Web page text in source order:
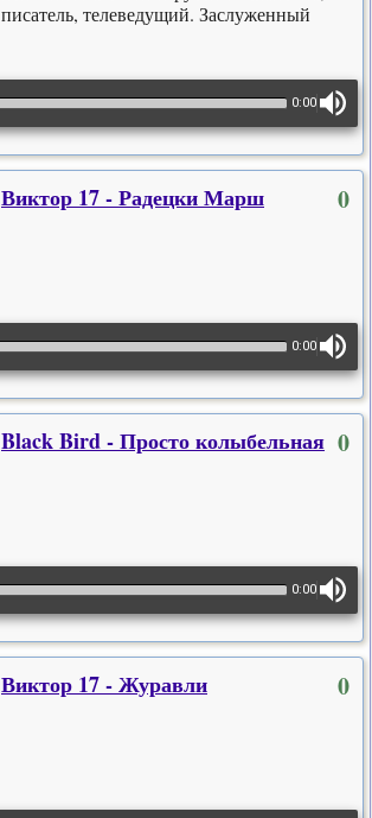
писатель, телеведущий. Заслуженный
0:00
0
Виктор 17 - Радецки Марш
0:00
0
Black Bird - Просто колыбельная
0:00
0
Виктор 17 - Журавли